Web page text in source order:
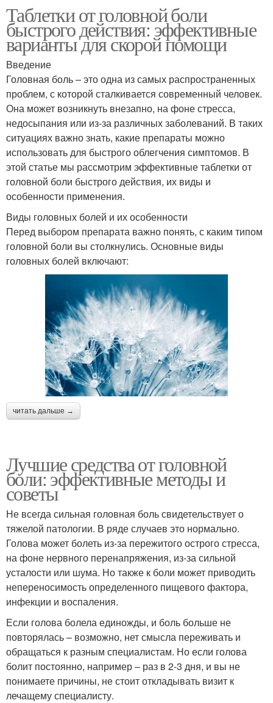
Таблетки от головной боли
быстрого действия: эффективные
варианты для скорой помощи
Введение
Головная боль – это одна из самых распространенных
проблем, с которой сталкивается современный человек.
Она может возникнуть внезапно, на фоне стресса,
недосыпания или из-за различных заболеваний. В таких
ситуациях важно знать, какие препараты можно
использовать для быстрого облегчения симптомов. В
этой статье мы рассмотрим эффективные таблетки от
головной боли быстрого действия, их виды и
особенности применения.
Виды головных болей и их особенности
Перед выбором препарата важно понять, с каким типом
головной боли вы столкнулись. Основные виды
головных болей включают:
читать дальше →
Лучшие средства от головной
боли: эффективные методы и
советы
Не всегда сильная головная боль свидетельствует о
тяжелой патологии. В ряде случаев это нормально.
Голова может болеть из-за пережитого острого стресса,
на фоне нервного перенапряжения, из-за сильной
усталости или шума. Но также к боли может приводить
непереносимость определенного пищевого фактора,
инфекции и воспаления.
Если голова болела единожды, и боль больше не
повторялась – возможно, нет смысла переживать и
обращаться к разным специалистам. Но если голова
болит постоянно, например – раз в 2-3 дня, и вы не
понимаете причины, не стоит откладывать визит к
лечащему специалисту.